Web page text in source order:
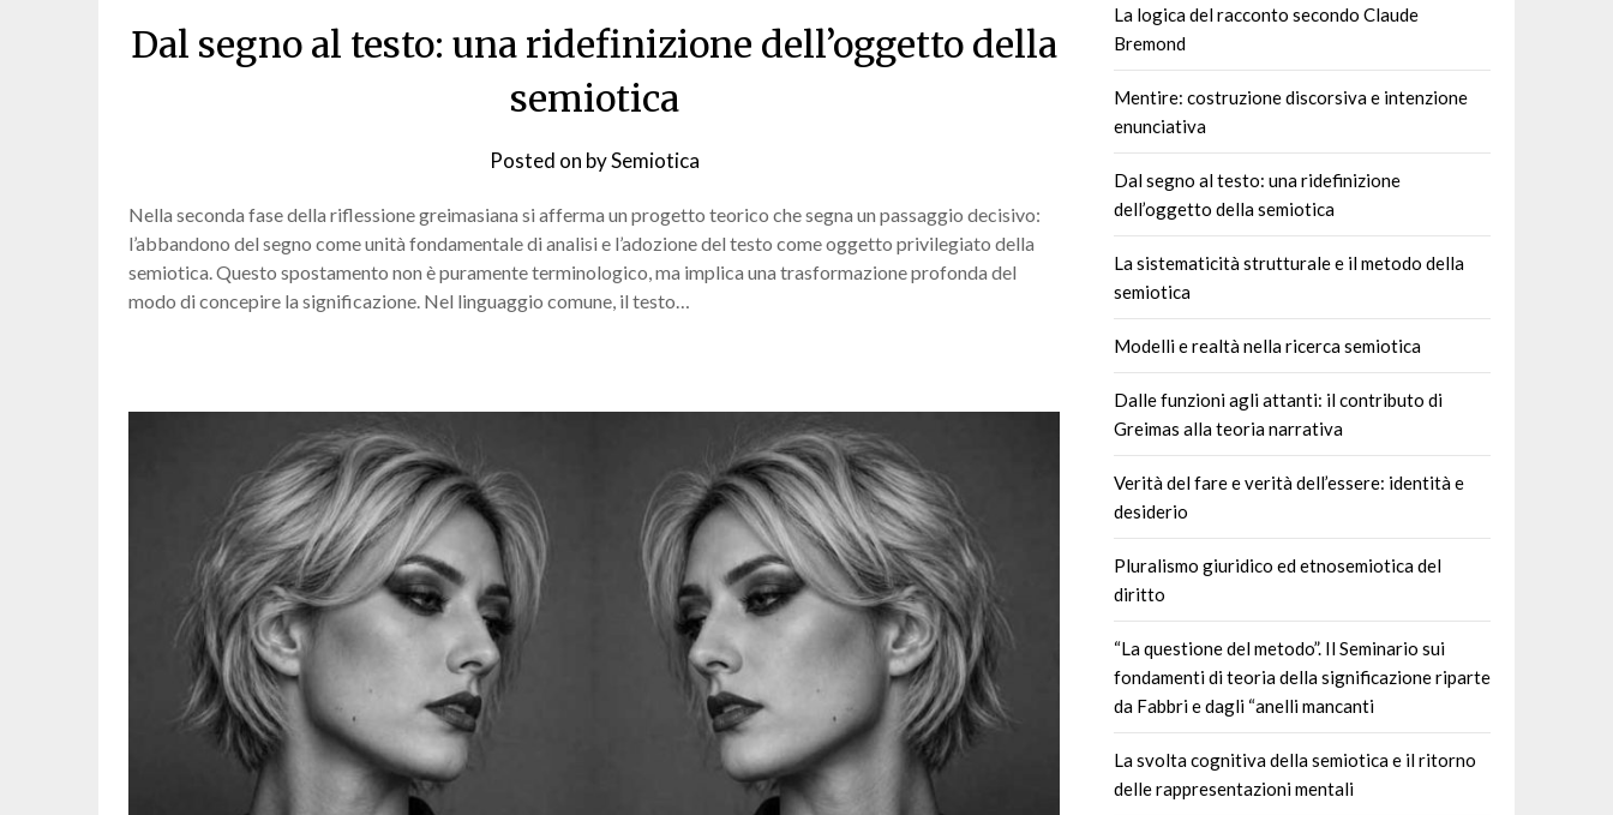
Dal segno al testo: una ridefinizione dell’oggetto della
semiotica
Posted on bySemiotica
Nella seconda fase della riflessione greimasiana si afferma un progetto teorico che segna un passaggio decisivo:
l’abbandono del segno come unità fondamentale di analisi e l’adozione del testo come oggetto privilegiato della
semiotica. Questo spostamento non è puramente terminologico, ma implica una trasformazione profonda del
modo di concepire la significazione. Nel linguaggio comune, il testo…
La logica del racconto secondo Claude
Bremond
Mentire: costruzione discorsiva e intenzione
enunciativa
Dal segno al testo: una ridefinizione
dell’oggetto della semiotica
La sistematicità strutturale e il metodo della
semiotica
Modelli e realtà nella ricerca semiotica
Dalle funzioni agli attanti: il contributo di
Greimas alla teoria narrativa
Verità del fare e verità dell’essere: identità e
desiderio
Pluralismo giuridico ed etnosemiotica del
diritto
“La questione del metodo”. Il Seminario sui
fondamenti di teoria della significazione riparte
da Fabbri e dagli “anelli mancanti
La svolta cognitiva della semiotica e il ritorno
delle rappresentazioni mentali